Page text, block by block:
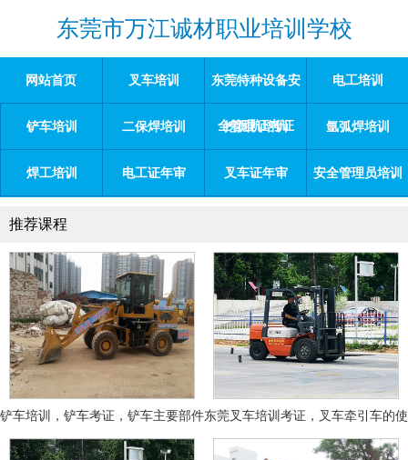
东莞市万江诚材职业培训学校
网站首页 叉车培训 东莞特种设备安
全管理证考证
电工培训
铲车培训 二保焊培训 挖掘机培训 氩弧焊培训
焊工培训 电工证年审 叉车证年审 安全管理员培训
推荐课程
铲车培训，铲车考证，铲车主要部件东莞叉车培训考证，叉车牵引车的使
用和操作